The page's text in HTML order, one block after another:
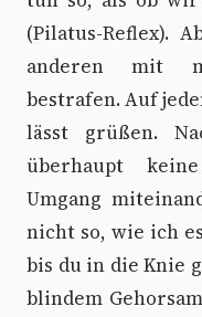
(Pilatus-Reflex).
anderen mit
bestrafen. Auf
lässt grüßen.
überhaupt
Umgang
nicht so, wie ich
bis du in die Knie
blindem